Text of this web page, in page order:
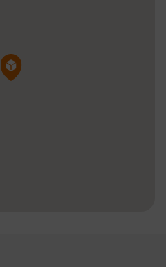
Pin de la carte